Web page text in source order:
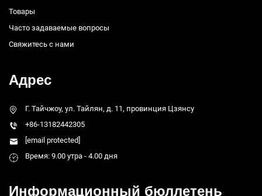
Товары
Часто задаваемые вопросы
Свяжитесь с нами
Адрес
Г. Тайчжоу, ул. Тайлян, д. 11, провинция Цзянсу
+86-13182442305
[email protected]
Время: 9.00 утра - 4.00 дня
Информационный бюллетень